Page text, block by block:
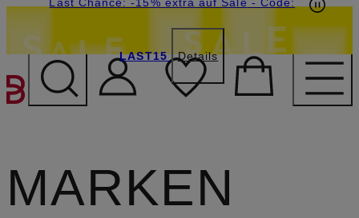
ZUM HAUPTINHALT
LAST15 Details
MARKEN